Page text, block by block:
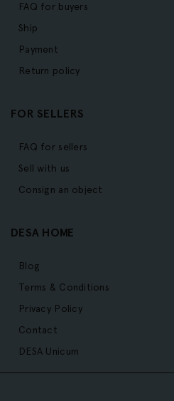
FAQ for buyers
Ship
Payment
Return policy
FOR SELLERS
FAQ for sellers
Sell with us
Consign an object
DESA HOME
Blog
Terms & Conditions
Privacy Policy
Contact
DESA Unicum